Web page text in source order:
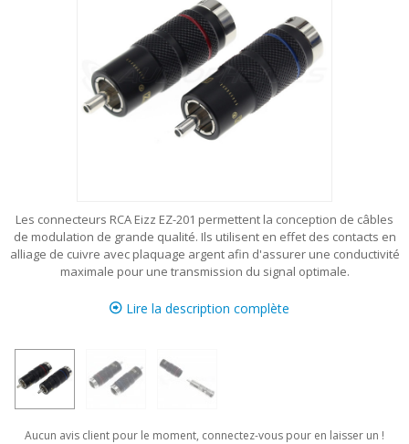
Les connecteurs RCA Eizz EZ-201 permettent la conception de câbles
de modulation de grande qualité. Ils utilisent en effet des contacts en
alliage de cuivre avec plaquage argent afin d'assurer une conductivité
maximale pour une transmission du signal optimale.
Lire la description complète
Aucun avis client pour le moment, connectez-vous pour en laisser un !